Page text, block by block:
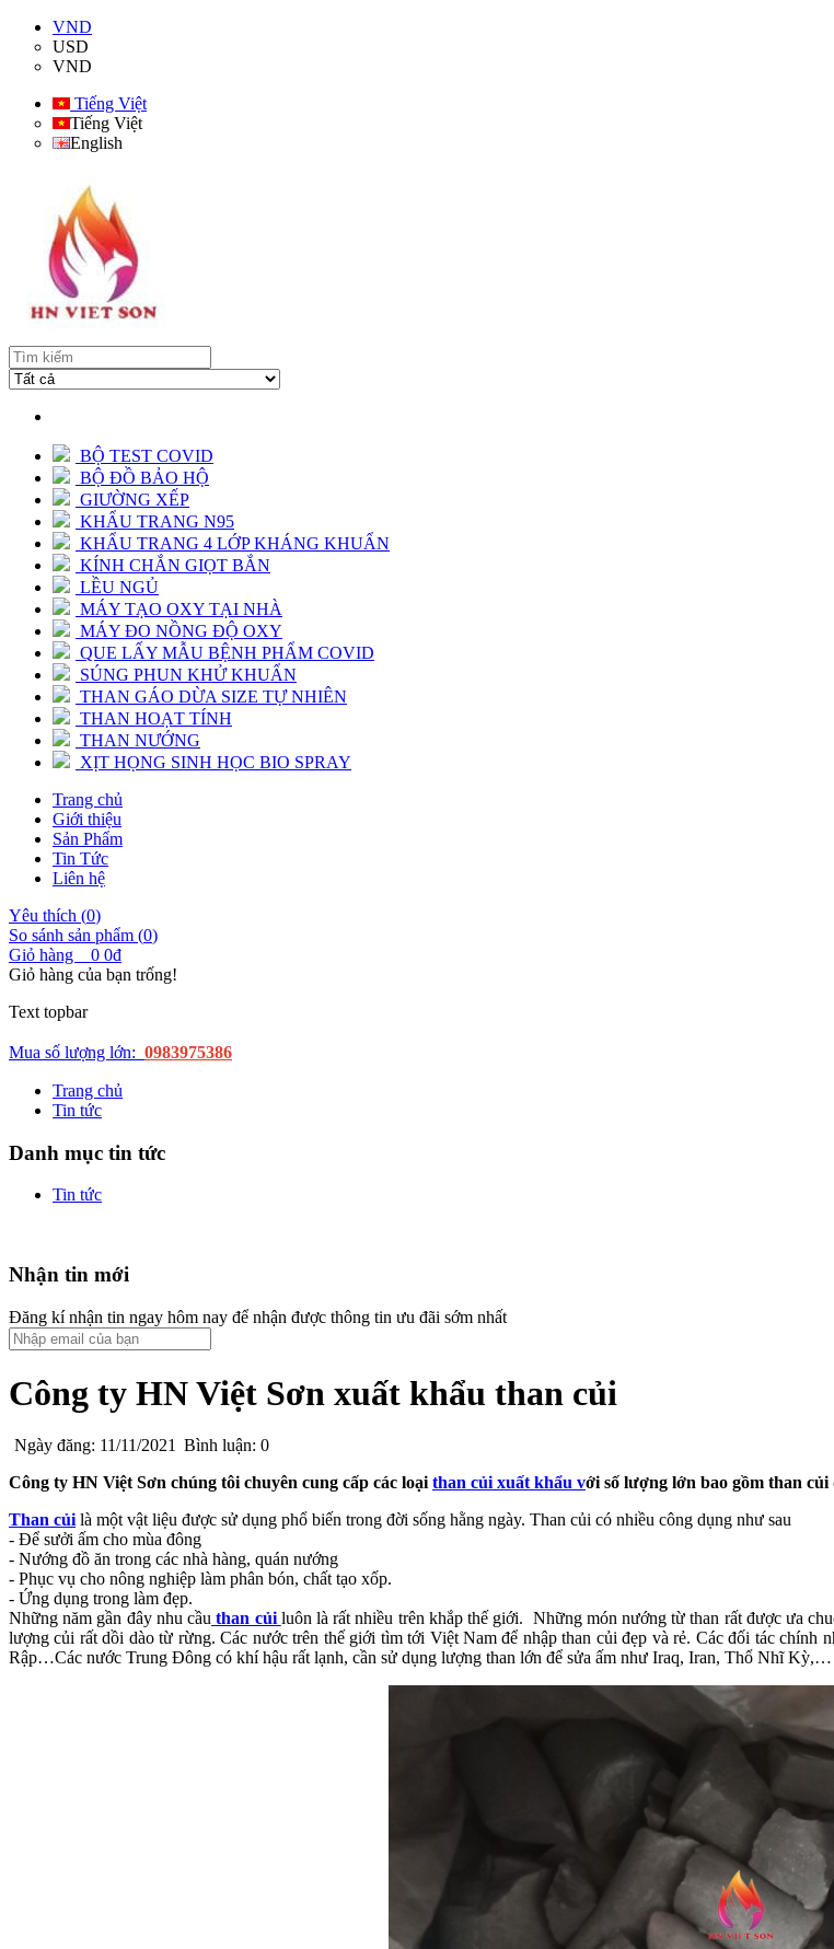
VND
USD
VND
Tiếng Việt
Tiếng Việt
English
BỘ TEST COVID
BỘ ĐỒ BẢO HỘ
GIƯỜNG XẾP
KHẨU TRANG N95
KHẨU TRANG 4 LỚP KHÁNG KHUẨN
KÍNH CHẮN GIỌT BẮN
LỀU NGỦ
MÁY TẠO OXY TẠI NHÀ
MÁY ĐO NỒNG ĐỘ OXY
QUE LẤY MẪU BỆNH PHẨM COVID
SÚNG PHUN KHỬ KHUẨN
THAN GÁO DỪA SIZE TỰ NHIÊN
THAN HOẠT TÍNH
THAN NƯỚNG
XỊT HỌNG SINH HỌC BIO SPRAY
Trang chủ
Giới thiệu
Sản Phẩm
Tin Tức
Liên hệ
Yêu thích (0)
So sánh sản phẩm (0)
Giỏ hàng
0 0đ
Giỏ hàng của bạn trống!
Text topbar
Mua số lượng lớn: 0983975386
Trang chủ
Tin tức
Danh mục tin tức
Tin tức
Nhận tin mới
Đăng kí nhận tin ngay hôm nay để nhận được thông tin ưu đãi sớm nhất
Công ty HN Việt Sơn xuất khẩu than củi
Ngày đăng: 11/11/2021 Bình luận: 0
Công ty HN Việt Sơn chúng tôi chuyên cung cấp các loại than củi xuất khẩu với số lượng lớn bao gồm than
Than củi là một vật liệu được sử dụng phổ biến trong đời sống hằng ngày. Than củi có nhiều công dụng như sau
- Để sưởi ấm cho mùa đông
- Nướng đồ ăn trong các nhà hàng, quán nướng
- Phục vụ cho nông nghiệp làm phân bón, chất tạo xốp.
- Ứng dụng trong làm đẹp.
Những năm gần đây nhu cầu than củi luôn là rất nhiều trên khắp thế giới. Những món nướng từ than rất được ưa
lượng củi rất dồi dào từ rừng. Các nước trên thế giới tìm tới Việt Nam để nhập than củi đẹp và rẻ. Các đối tác
Rập…Các nước Trung Đông có khí hậu rất lạnh, cần sử dụng lượng than lớn để sửa ấm như Iraq, Iran, Thổ Nhĩ Kỳ,…